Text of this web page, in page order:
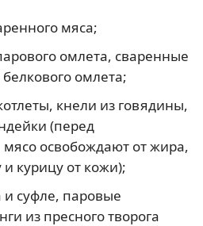
мяса;
омлета, сваренные
омлета;
кнели из говядины,
(перед
освобождают от жира,
курицу от кожи);
и суфле, паровые
из пресного творога